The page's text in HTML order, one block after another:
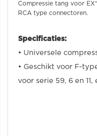
Compressie tang voor
RCA type connectoren.
Specificaties:
• Universele
• Geschikt voor F-
voor serie 59, 6 en 11,